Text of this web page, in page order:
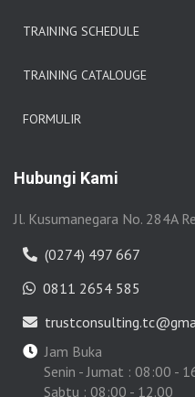
TRAINING SCHEDULE
TRAINING CATALOUGE
FORMULIR
Hubungi Kami
Jl. Kusumanegara No. 284A
(0274) 497 667
0811 2654 585
Jam Buka
Senin - Jumat : 08:00 -
Sabtu : 08:00 - 12.00